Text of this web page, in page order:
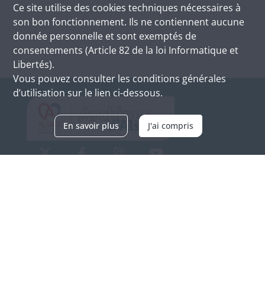
Ce site utilise des cookies techniques nécessaires à
son bon fonctionnement. Ils ne contiennent aucune
donnée personnelle et sont exemptés de
consentements (Article 82 de la loi Informatique et
Libertés).
Vous pouvez consulter les conditions générales
d’utilisation sur le lien ci-dessous.
En savoir plus J'ai compris